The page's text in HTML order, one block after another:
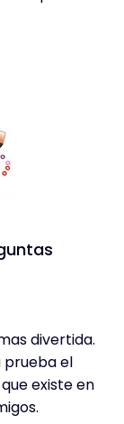
divertida.
prueba el
existe en